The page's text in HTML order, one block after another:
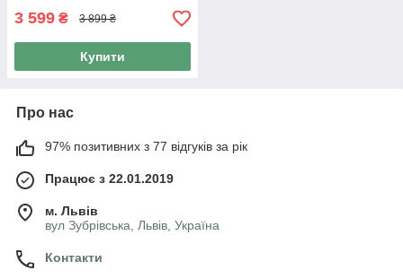
3 599 ₴ 3 899 ₴
Купити
Про нас
97% позитивних з 77 відгуків за рік
Працює з 22.01.2019
м. Львів
вул Зубрівська, Львів, Україна
Контакти